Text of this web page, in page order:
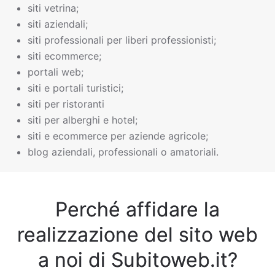
siti vetrina;
siti aziendali;
siti professionali per liberi professionisti;
siti ecommerce;
portali web;
siti e portali turistici;
siti per ristoranti
siti per alberghi e hotel;
siti e ecommerce per aziende agricole;
blog aziendali, professionali o amatoriali.
Perché affidare la
realizzazione del sito web
a noi di Subitoweb.it?